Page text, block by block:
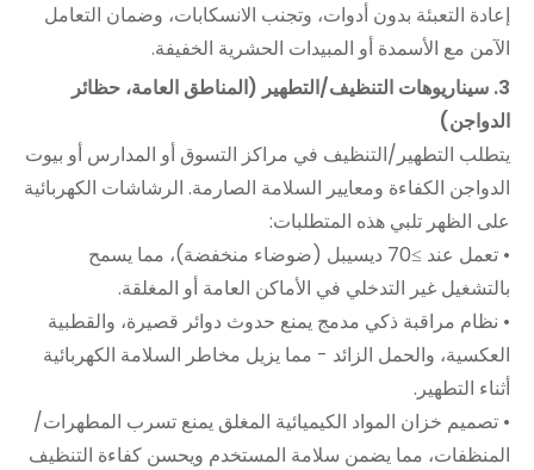
إعادة التعبئة بدون أدوات، وتجنب الانسكابات، وضمان التعامل
الآمن مع الأسمدة أو المبيدات الحشرية الخفيفة.
3. سيناريوهات التنظيف/التطهير (المناطق العامة، حظائر
الدواجن)
يتطلب التطهير/التنظيف في مراكز التسوق أو المدارس أو بيوت
الدواجن الكفاءة ومعايير السلامة الصارمة. الرشاشات الكهربائية
على الظهر تلبي هذه المتطلبات:
• تعمل عند ≥70 ديسيبل (ضوضاء منخفضة)، مما يسمح
بالتشغيل غير التدخلي في الأماكن العامة أو المغلقة.
• نظام مراقبة ذكي مدمج يمنع حدوث دوائر قصيرة، والقطبية
العكسية، والحمل الزائد - مما يزيل مخاطر السلامة الكهربائية
أثناء التطهير.
• تصميم خزان المواد الكيميائية المغلق يمنع تسرب المطهرات/
المنظفات، مما يضمن سلامة المستخدم ويحسن كفاءة التنظيف